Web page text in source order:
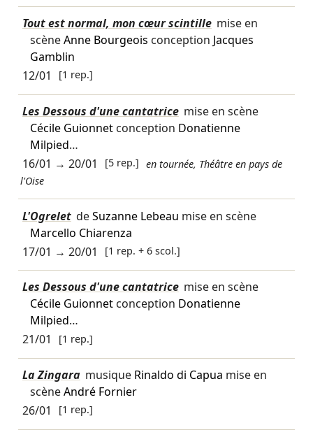
Tout est normal, mon cœur scintille mise en
scèneAnne Bourgeois conception Jacques
Gamblin
12/01
[1 rep.]
Les Dessous d'une cantatrice mise en scène
Cécile Guionnetconception Donatienne
Milpied…
16/01 → 20/01 [5 rep.] en tournée, Théâtre en pays de
l'Oise
L'Ogrelet deSuzanne Lebeau mise en scène
Marcello Chiarenza
17/01 → 20/01 [1 rep. + 6 scol.]
Les Dessous d'une cantatrice mise en scène
Cécile Guionnetconception Donatienne
Milpied…
21/01
[1 rep.]
La Zingara musique Rinaldo di Capua mise en
scèneAndré Fornier
26/01
[1 rep.]